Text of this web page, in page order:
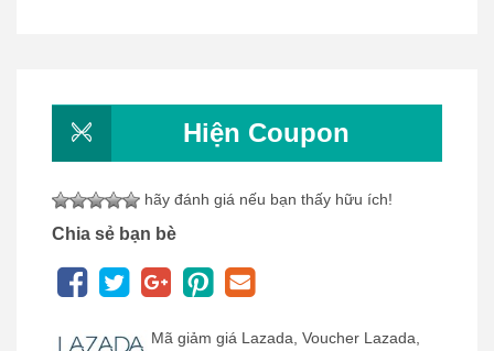
Hiện Coupon
hãy đánh giá nếu bạn thấy hữu ích!
Chia sẻ bạn bè
Mã giảm giá Lazada, Voucher Lazada,